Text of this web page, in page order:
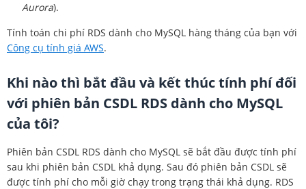
Aurora).
Tính toán chi phí RDS dành cho MySQL hàng tháng của bạn với
Công cụ tính giá AWS.
Khi nào thì bắt đầu và kết thúc tính phí đối
với phiên bản CSDL RDS dành cho MySQL
của tôi?
Phiên bản CSDL RDS dành cho MySQL sẽ bắt đầu được tính phí
sau khi phiên bản CSDL khả dụng. Sau đó phiên bản CSDL sẽ
được tính phí cho mỗi giờ chạy trong trạng thái khả dụng. RDS